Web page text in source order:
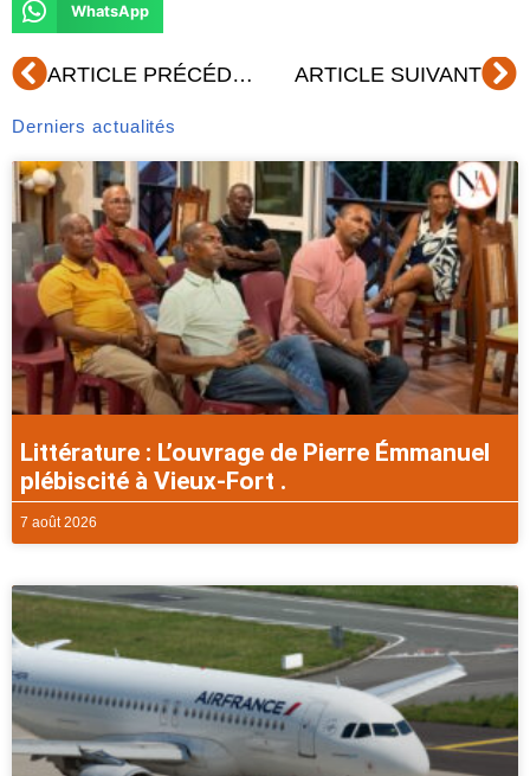
WhatsApp
Précédent ARTICLE PRÉCÉDENT ARTICLE SUIVANT
Derniers actualités
Littérature : L’ouvrage de Pierre Émmanuel
plébiscité à Vieux-Fort .
7 août 2026